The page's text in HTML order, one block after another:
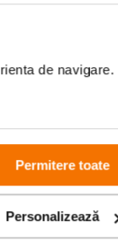
de
Permitere toate
Personalizează